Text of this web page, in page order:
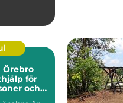
för
och